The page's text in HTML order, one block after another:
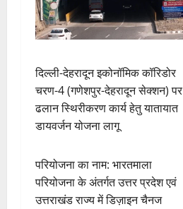
दिल्ली-देहरादून इकोनॉमिक कॉरिडोर
चरण-4 (गणेशपुर-देहरादून सेक्शन) पर
ढलान स्थिरीकरण कार्य हेतु यातायात
डायवर्जन योजना लागू
परियोजना का नाम: भारतमाला
परियोजना के अंतर्गत उत्तर प्रदेश एवं
उत्तराखंड राज्य में डिज़ाइन चैनज